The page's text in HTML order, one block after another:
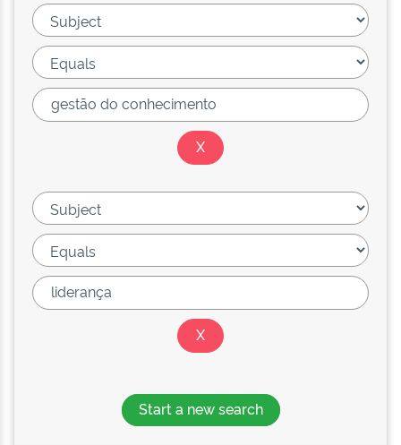
Start a new search